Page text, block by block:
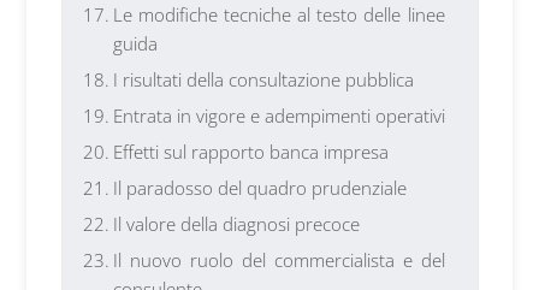
Le modifiche tecniche al testo delle linee
guida
I risultati della consultazione pubblica
Entrata in vigore e adempimenti operativi
Effetti sul rapporto banca impresa
Il paradosso del quadro prudenziale
Il valore della diagnosi precoce
Il nuovo ruolo del commercialista e del